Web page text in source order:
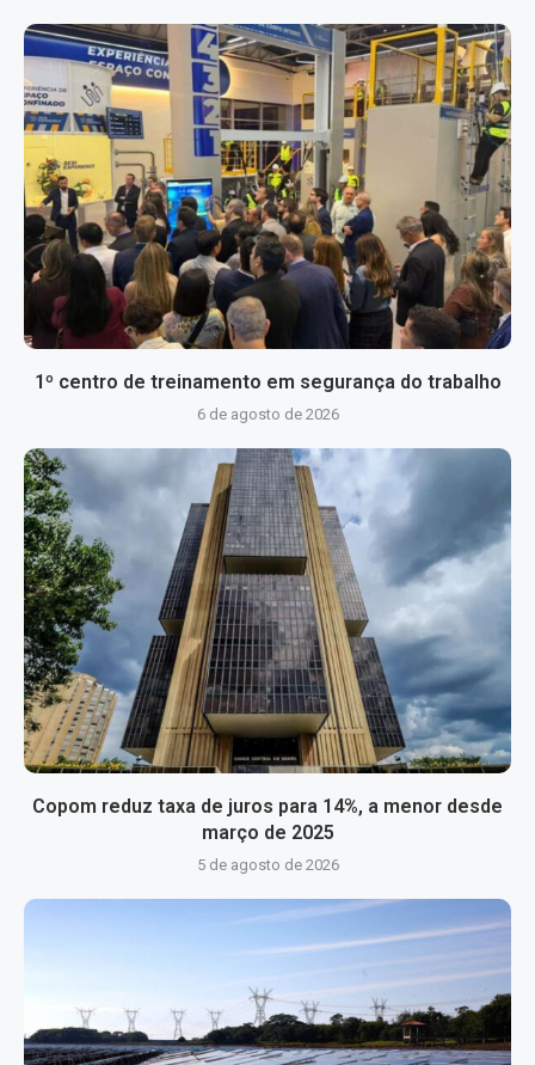
1º centro de treinamento em segurança do trabalho
6 de agosto de 2026
Copom reduz taxa de juros para 14%, a menor desde
março de 2025
5 de agosto de 2026